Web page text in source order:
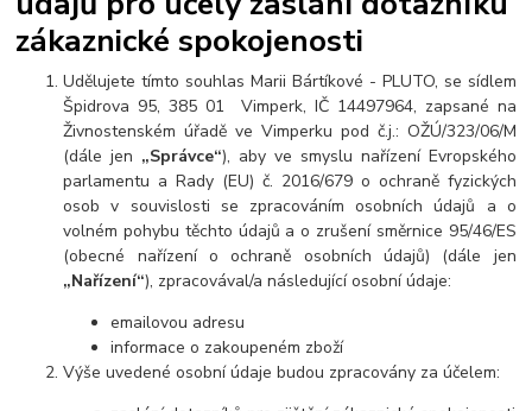
zákaznické spokojenosti
Udělujete tímto souhlas Marii Bártíkové - PLUTO, se sídlem
Špidrova 95, 385 01 Vimperk, IČ 14497964, zapsané na
Živnostenském úřadě ve Vimperku pod č.j.: OŽÚ/323/06/M
(dále jen „Správce“), aby ve smyslu nařízení Evropského
parlamentu a Rady (EU) č. 2016/679 o ochraně fyzických
osob v souvislosti se zpracováním osobních údajů a o
volném pohybu těchto údajů a o zrušení směrnice 95/46/ES
(obecné nařízení o ochraně osobních údajů) (dále jen
„Nařízení“), zpracovával/a následující osobní údaje:
emailovou adresu
informace o zakoupeném zboží
Výše uvedené osobní údaje budou zpracovány za účelem: